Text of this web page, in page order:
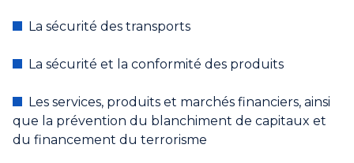
La sécurité des transports
La sécurité et la conformité des produits
Les services, produits et marchés financiers, ainsi
que la prévention du blanchiment de capitaux et
du financement du terrorisme